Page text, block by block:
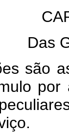
Das
são
por